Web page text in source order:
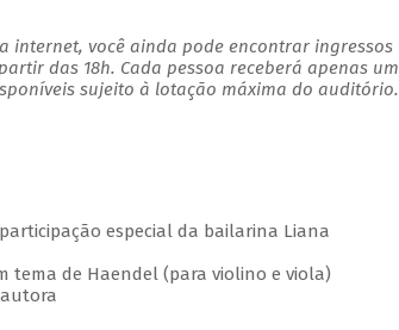
internet, você ainda pode encontrar ingressos
das 18h. Cada pessoa receberá apenas um
sujeito à lotação máxima do auditório.
especial da bailarina Liana
tema de Haendel (para violino e viola)
autora